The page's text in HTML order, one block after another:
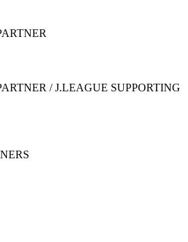
/ J.LEAGUE SUPPORTING